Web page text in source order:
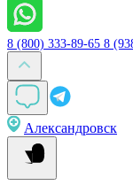
8 (800) 333-89-65 8
Александровск